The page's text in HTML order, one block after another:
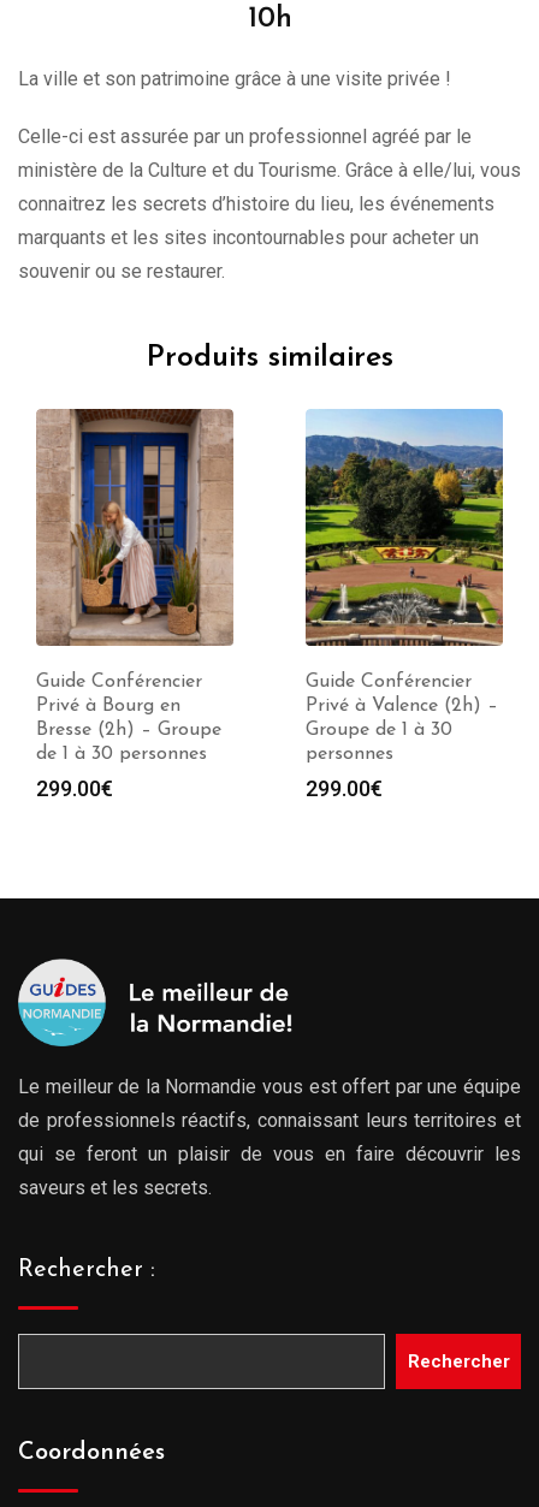
10h
La ville et son patrimoine grâce à une visite privée !
Celle-ci est assurée par un professionnel agréé par le
ministère de la Culture et du Tourisme. Grâce à elle/lui, vous
connaitrez les secrets d’histoire du lieu, les événements
marquants et les sites incontournables pour acheter un
souvenir ou se restaurer.
Produits similaires
Guide Conférencier
Privé à Bourg en
Bresse (2h) – Groupe
de 1 à 30 personnes
299.00€
Guide Conférencier
Privé à Valence (2h) –
Groupe de 1 à 30
personnes
299.00€
Le meilleur de la Normandie vous est offert par une équipe
de professionnels réactifs, connaissant leurs territoires et
qui se feront un plaisir de vous en faire découvrir les
saveurs et les secrets.
Rechercher :
Rechercher
Coordonnées